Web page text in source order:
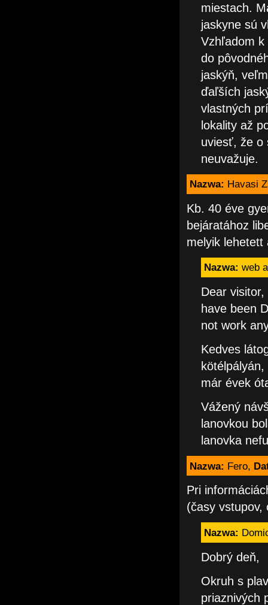
miestach.
jaskyne sú
Vzhľadom k
do
jaskýň,
ďaľších
vlastných
lokality až
uviesť, že o
neuvažuje.
Nazwa: Havasi
Kb. 40 éve
bejáratához
melyik lehetett
Nazwa: web
Dear
have been
not work
Kedves
már évek
Vážený
lanovkou
lanovka
Nazwa: Fero,
Pri
(časy vstupov,
Nazwa:
Dobrý deň,
Okruh s
priaznivých